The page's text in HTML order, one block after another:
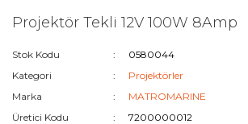
Projektör Tekli 12V 100W 8Amp
Stok Kodu
0580044
Kategori
Projektörler
Marka
MATROMARINE
Üretici Kodu
7200000012